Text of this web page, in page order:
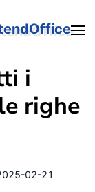
i
righe
02-21